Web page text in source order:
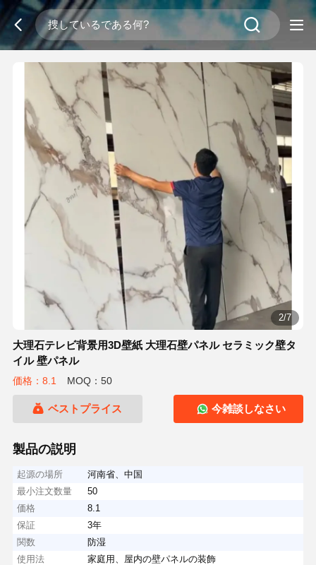
2/7
大理石テレビ背景用3D壁紙 大理石壁パネル セラミック壁タ
イル 壁パネル
価格：8.1 MOQ：50
ベストプライス 今雑談しなさい
製品の説明
起源の場所
河南省、中国
最小注文数量
50
価格
8.1
保証
3年
関数
防湿
使用法
家庭用、屋内の壁パネルの装飾